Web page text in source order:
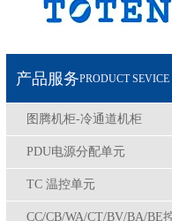
产品服务PRODUCT SEVICE
图腾机柜-冷通道机柜
PDU电源分配单元
TC 温控单元
CC/CB/WA/CT/BV/BA/BE